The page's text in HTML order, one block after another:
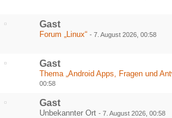
Gast
Forum „Linux“ - 7. August 2026, 00:58
Gast
Thema „Android Apps, Fragen und
00:58
Gast
Unbekannter Ort - 7. August 2026, 00:58